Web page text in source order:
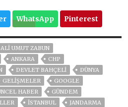
WhatsApp Pinterest
ALI UMUT ZABUN
ANKARA
CHP
DEVLET BAHÇELİ
DÜNYA
GELIŞMELER
GOOGLE
HABER
GÜNDEM
ISTANBUL
JANDARMA